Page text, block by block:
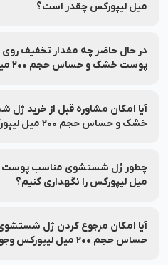
شده است.
میل لیپورکس چقدر است؟
مشاهده‌ی آخرین قیمت و
بالای صفحه مراجعه کنید.
در حال حاضر چه مقدار تخفیف
پوست خشک و حساس حجم 200 میل لیپورکس اعمال شده؟
درج شده و ممکن است تغییر کند.
به بخش مشخصات محصول مراجعه
آیا امکان مشاوره قبل از خرید
خشک و حساس حجم 200 میل لیپورکس وجود دارد؟
نشاط رخ ارائه می‌شود.
میل لیپورکس را نگهداری کنیم؟
درج شده است؛ پیش از استفاده آن را
آیا امکان مرجوع کردن ژل
حساس حجم 200 میل لیپورکس وجود دارد؟